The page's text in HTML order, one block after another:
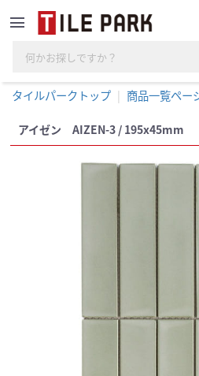
menu
タイルパークトップ 商品一覧ペー
アイゼン AIZEN-3 / 195x45mm